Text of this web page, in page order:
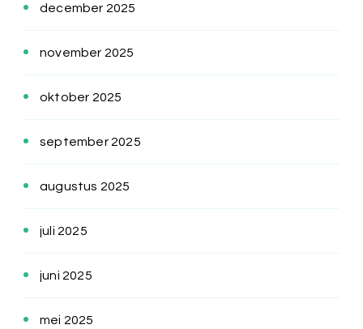
december 2025
november 2025
oktober 2025
september 2025
augustus 2025
juli 2025
juni 2025
mei 2025